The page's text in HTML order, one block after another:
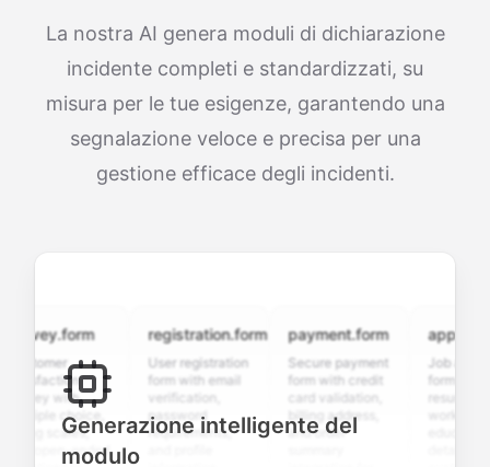
La nostra AI genera moduli di dichiarazione
incidente completi e standardizzati, su
misura per le tue esigenze, garantendo una
segnalazione veloce e precisa per una
gestione efficace degli incidenti.
with
choice,
open-ended
registration.form
User registration
form with email
verification,
password
requirements,
and profile
payment.form
Secure payment
form with credit
card validation,
billing address,
and order
Job
form with
resume
Generazione intelligente del
modulo